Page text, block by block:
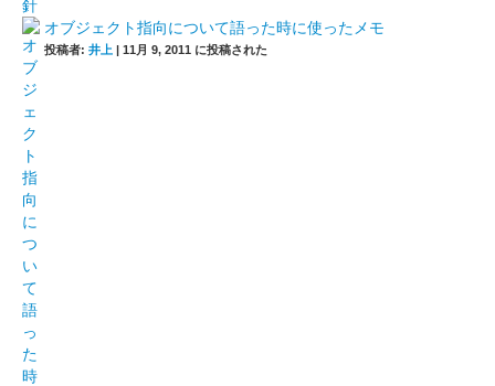
オブジェクト指向について語った時に使ったメモ
投稿者: 井上 | 11月 9, 2011 に投稿された